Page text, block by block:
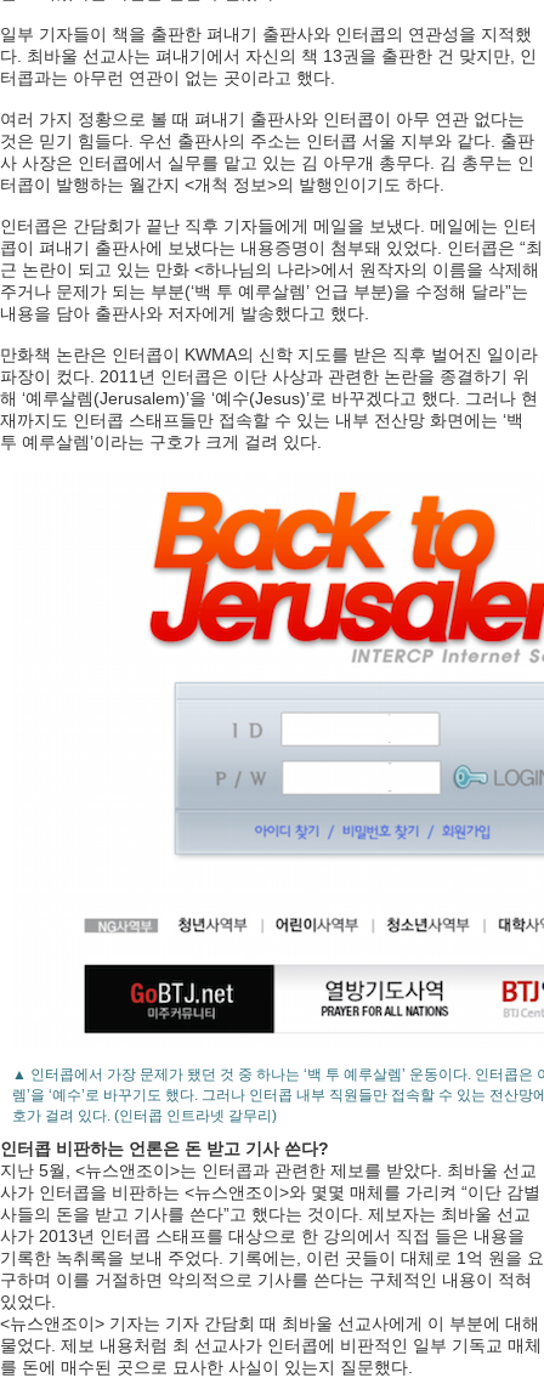
일부 기자들이 책을 출판한 펴내기 출판사와 인터콥의 연관성을 지적했
다. 최바울 선교사는 펴내기에서 자신의 책 13권을 출판한 건 맞지만, 인
터콥과는 아무런 연관이 없는 곳이라고 했다.
여러 가지 정황으로 볼 때 펴내기 출판사와 인터콥이 아무 연관 없다는
것은 믿기 힘들다. 우선 출판사의 주소는 인터콥 서울 지부와 같다. 출판
사 사장은 인터콥에서 실무를 맡고 있는 김 아무개 총무다. 김 총무는 인
터콥이 발행하는 월간지 <개척 정보>의 발행인이기도 하다.
인터콥은 간담회가 끝난 직후 기자들에게 메일을 보냈다. 메일에는 인터
콥이 펴내기 출판사에 보냈다는 내용증명이 첨부돼 있었다. 인터콥은 “최
근 논란이 되고 있는 만화 <하나님의 나라>에서 원작자의 이름을 삭제해
주거나 문제가 되는 부분(‘백 투 예루살렘’ 언급 부분)을 수정해 달라”는
내용을 담아 출판사와 저자에게 발송했다고 했다.
만화책 논란은 인터콥이 KWMA의 신학 지도를 받은 직후 벌어진 일이라
파장이 컸다. 2011년 인터콥은 이단 사상과 관련한 논란을 종결하기 위
해 ‘예루살렘(Jerusalem)’을 ‘예수(Jesus)’로 바꾸겠다고 했다. 그러나 현
재까지도 인터콥 스태프들만 접속할 수 있는 내부 전산망 화면에는 ‘백
투 예루살렘’이라는 구호가 크게 걸려 있다.
▲ 인터콥에서 가장 문제가 됐던 것 중 하나는 ‘백 투 예루살렘’ 운동이다. 인터콥은
렘’을 ‘예수’로 바꾸기도 했다. 그러나 인터콥 내부 직원들만 접속할 수 있는 전산망
호가 걸려 있다. (인터콥 인트라넷 갈무리)
인터콥 비판하는 언론은 돈 받고 기사 쓴다?
지난 5월, <뉴스앤조이>는 인터콥과 관련한 제보를 받았다. 최바울 선교
사가 인터콥을 비판하는 <뉴스앤조이>와 몇몇 매체를 가리켜 “이단 감별
사들의 돈을 받고 기사를 쓴다”고 했다는 것이다. 제보자는 최바울 선교
사가 2013년 인터콥 스태프를 대상으로 한 강의에서 직접 들은 내용을
기록한 녹취록을 보내 주었다. 기록에는, 이런 곳들이 대체로 1억 원을 요
구하며 이를 거절하면 악의적으로 기사를 쓴다는 구체적인 내용이 적혀
있었다.
<뉴스앤조이> 기자는 기자 간담회 때 최바울 선교사에게 이 부분에 대해
물었다. 제보 내용처럼 최 선교사가 인터콥에 비판적인 일부 기독교 매체
를 돈에 매수된 곳으로 묘사한 사실이 있는지 질문했다.